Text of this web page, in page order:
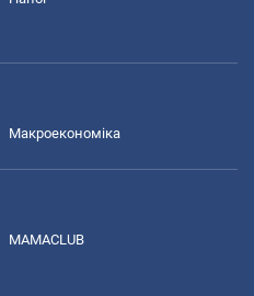
Макроекономіка
MAMACLUB